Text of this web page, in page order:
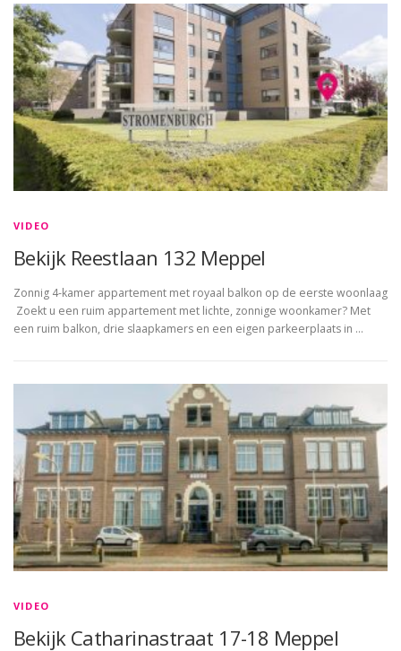
VIDEO
Bekijk Reestlaan 132 Meppel
Zonnig 4-kamer appartement met royaal balkon op de eerste woonlaag
Zoekt u een ruim appartement met lichte, zonnige woonkamer? Met
een ruim balkon, drie slaapkamers en een eigen parkeerplaats in …
VIDEO
Bekijk Catharinastraat 17-18 Meppel